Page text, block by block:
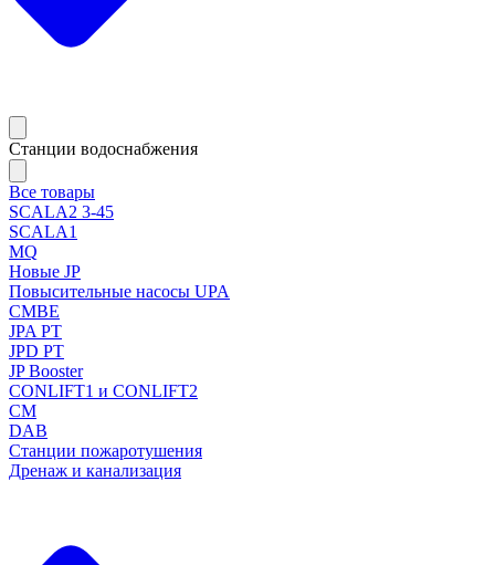
Станции водоснабжения
Все товары
SCALA2 3-45
SCALA1
MQ
Новые JP
Повысительные насосы UPA
CMBE
JPA PT
JPD PT
JP Booster
CONLIFT1 и CONLIFT2
CM
DAB
Станции пожаротушения
Дренаж и канализация